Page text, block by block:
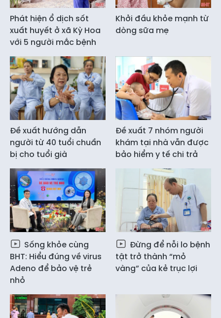
Phát hiện ổ dịch sốt
xuất huyết ở xã Kỳ Hoa
với 5 người mắc bệnh
Khởi đầu khỏe mạnh từ
dòng sữa mẹ
Đề xuất hướng dẫn
người từ 40 tuổi chuẩn
bị cho tuổi già
Đề xuất 7 nhóm người
khám tại nhà vẫn được
bảo hiểm y tế chi trả
Sống khỏe cùng
BHT: Hiểu đúng về virus
Adeno để bảo vệ trẻ
nhỏ
Đừng để nỗi lo bệnh
tật trở thành “mỏ
vàng” của kẻ trục lợi